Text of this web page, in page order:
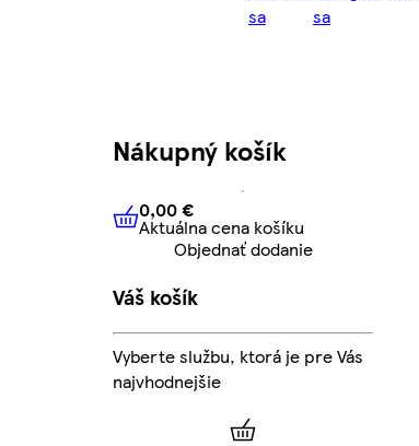
sa
sa
Nákupný košík
0,00 € Aktuálna cena košíku
0,00 €
Aktuálna cena košíku
Objednať dodanie
Váš košík
Vyberte službu, ktorá je pre Vás
najvhodnejšie